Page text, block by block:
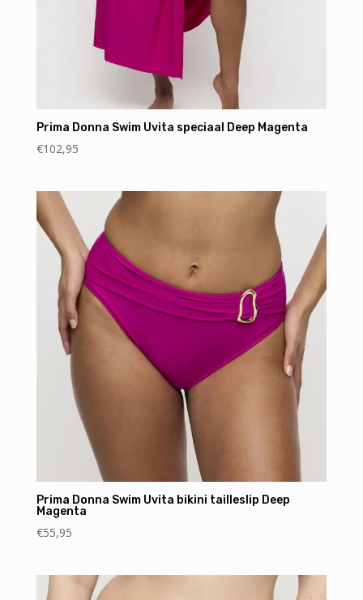
Prima Donna Swim Uvita speciaal Deep Magenta
€102,95
Prima Donna Swim Uvita bikini tailleslip Deep
Magenta
€55,95